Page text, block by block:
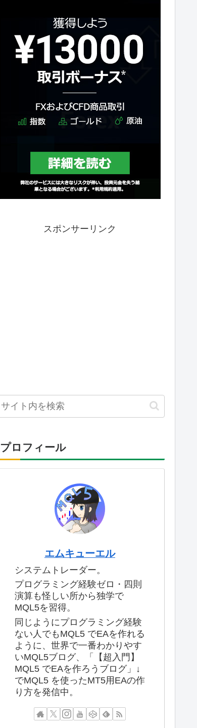
スポンサーリンク
プロフィール
エムキューエル
システムトレーダー。
プログラミング経験ゼロ・四則
演算も怪しい所から独学で
MQL5を習得。
同じようにプログラミング経験
ない人でもMQL5 でEAを作れる
ように、世界で一番わかりやす
いMQL5ブログ、「【超入門】
MQL5 でEAを作ろうブログ」↓
でMQL5 を使ったMT5用EAの作
り方を発信中。